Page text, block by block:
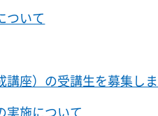
ついて
講座）の受講生を募集し